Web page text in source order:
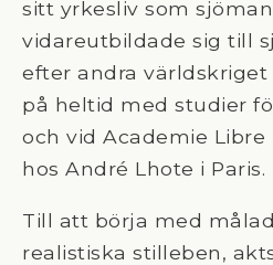
sitt yrkesliv som
vidareutbildade sig till
efter andra
på heltid med studier
och vid Academie
hos André Lhote i Paris.
Till att börja med
realistiska stilleben,